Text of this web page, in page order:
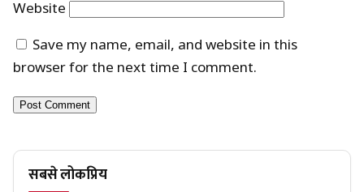
Website
Save my name, email, and website in this
browser for the next time I comment.
सबसे लोकप्रिय